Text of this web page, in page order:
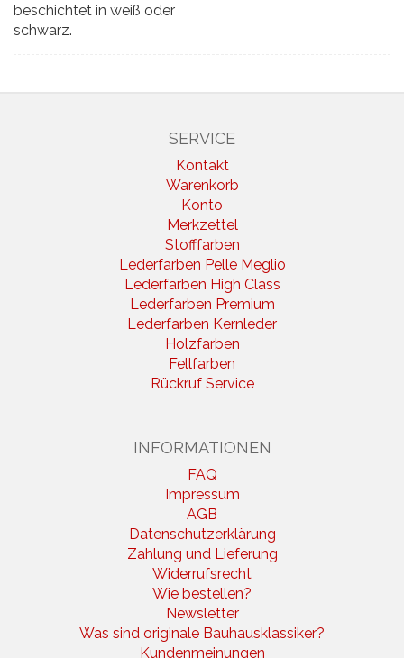
beschichtet in weiß oder
schwarz.
SERVICE
Kontakt
Warenkorb
Konto
Merkzettel
Stofffarben
Lederfarben Pelle Meglio
Lederfarben High Class
Lederfarben Premium
Lederfarben Kernleder
Holzfarben
Fellfarben
Rückruf Service
INFORMATIONEN
FAQ
Impressum
AGB
Datenschutzerklärung
Zahlung und Lieferung
Widerrufsrecht
Wie bestellen?
Newsletter
Was sind originale Bauhausklassiker?
Kundenmeinungen